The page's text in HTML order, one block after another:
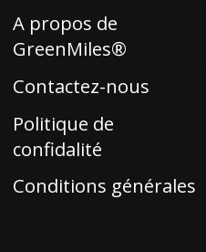
A propos de
GreenMiles®
Contactez-nous
Politique de
confidalité
Conditions générales